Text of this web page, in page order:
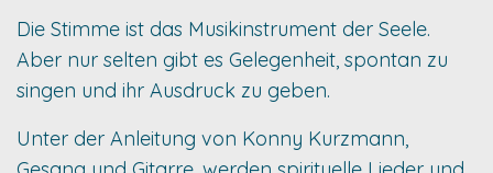
Die Stimme ist das Musikinstrument der Seele.
Aber nur selten gibt es Gelegenheit, spontan zu
singen und ihr Ausdruck zu geben.
Unter der Anleitung von Konny Kurzmann,